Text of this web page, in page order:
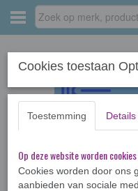
Home › Jeugdboeken >12jr ›
Cookies toestaan
Toestemming Details
Op deze website worden
Cookies worden door ons
aanbieden van sociale